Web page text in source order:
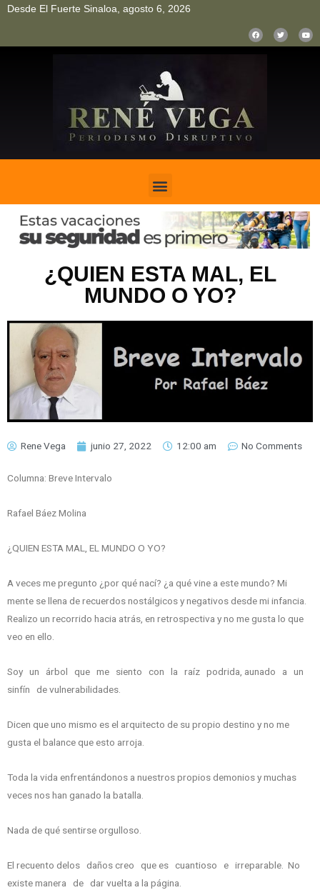
Desde El Fuerte Sinaloa, agosto 6, 2026
¿QUIEN ESTA MAL, EL
MUNDO O YO?
Rene Vega junio 27, 2022 12:00 am No Comments
Columna: Breve Intervalo
Rafael Báez Molina
¿QUIEN ESTA MAL, EL MUNDO O YO?
A veces me pregunto ¿por qué nací? ¿a qué vine a este mundo? Mi
mente se llena de recuerdos nostálgicos y negativos desde mi infancia.
Realizo un recorrido hacia atrás, en retrospectiva y no me gusta lo que
veo en ello.
Soy un árbol que me siento con la raíz podrida, aunado a un
sinfín de vulnerabilidades.
Dicen que uno mismo es el arquitecto de su propio destino y no me
gusta el balance que esto arroja.
Toda la vida enfrentándonos a nuestros propios demonios y muchas
veces nos han ganado la batalla.
Nada de qué sentirse orgulloso.
El recuento delos daños creo que es cuantioso e irreparable. No
existe manera de dar vuelta a la página.